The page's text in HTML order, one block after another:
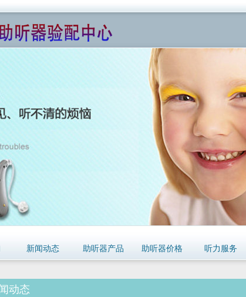
新闻动态 助听器产品 助听器价格 听力服务
动态